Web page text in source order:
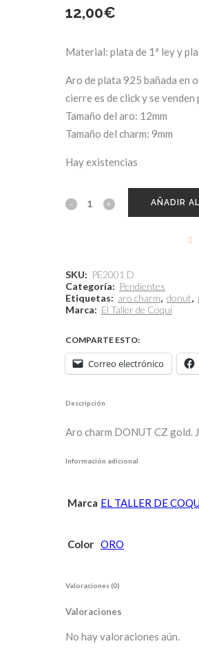
12,00€
Material: plata de 1ª ley y
Aro de plata 925 bañada en
cierre es de click y se venden
Tamaño del aro: 12mm
Tamaño del charm: 9mm
Hay existencias
AÑADIR
SKU: PE2001 D
Categoría: Pendientes
Etiquetas: aro charm, donut,
Marca: El Taller de Coqui
COMPARTE ESTO:
Correo electrónico
Descripción
Aro charm DONUT CZ gold.
Información adicional
Marca EL TALLER DE
Color ORO
Valoraciones (0)
Valoraciones
No hay valoraciones aún.